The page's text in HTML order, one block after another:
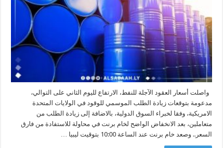
العقود
الآجلة
مغلقة
واصلت أسعار العقود الآجلة للنفط، الارتفاع لليوم الثاني على التوالي،
مدعومة بتوقعات زيادة الطلب الموسمي للوقود في الولايات المتحدة
الامريكية، وفقا لخبراء السوق الدولية، بالاضافة إلى زيادة الطلب من
متعاملين، بعد الانخفاض الواضح لخام برنت في محاولة للاستفادة من فارق
السعر.. وصعد خام برنت عند الساعة 10:00 بتوقيت ليبيا …